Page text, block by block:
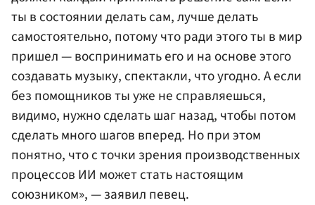
ты в состоянии делать сам, лучше делать
самостоятельно, потому что ради этого ты в мир
пришел — воспринимать его и на основе этого
создавать музыку, спектакли, что угодно. А если
без помощников ты уже не справляешься,
видимо, нужно сделать шаг назад, чтобы потом
сделать много шагов вперед. Но при этом
понятно, что с точки зрения производственных
процессов ИИ может стать настоящим
союзником», — заявил певец.